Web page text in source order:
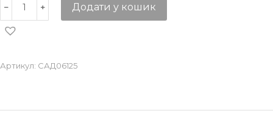
Додати у кошик
Артикул: САД06125